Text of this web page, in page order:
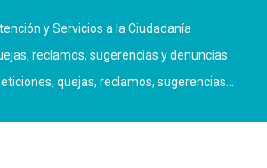
y Servicios a la Ciudadanía
reclamos, sugerencias y denuncias
quejas, reclamos, sugerencias…